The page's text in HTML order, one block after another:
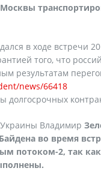
в ходе встречи
того, что
результатам
news/66418
Владимир
во время
потоком-2, так